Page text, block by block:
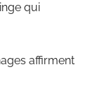
qui
affirment